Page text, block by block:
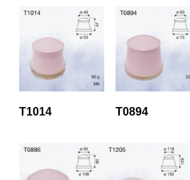
T1014 T0894